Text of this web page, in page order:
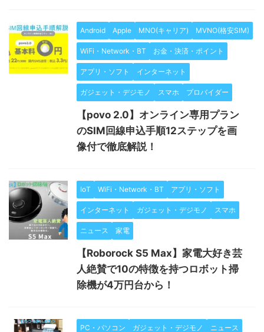
Android Apple MNO(キャリア) MVNO(格安SIM)
WiFi・Network・BT お金・決済・ポイント
アプリ・ソフト インターネット
ガジェット・デジモノ スマホ プロバイダー
【povo 2.0】オンライン専用プラン
のSIM回線申込手順12ステップを画
像付で徹底解説！
IoT WiFi・Network・BT アプリ・ソフト
インターネット ガジェット・デジモノ スマホ
ニュース 家電
【Roborock S5 Max】家電大好き芸
人絶賛で10の特徴を持つロボット掃
除機が4万円台から！
PC・パソコン ガジェット・デジモノ ニュース